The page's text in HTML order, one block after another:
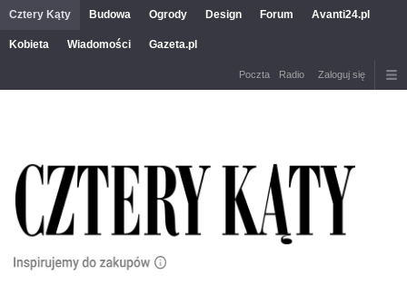
Cztery Kąty Budowa Ogrody Design Forum Avanti24.pl
Kobieta Wiadomości Gazeta.pl
Poczta Radio Zaloguj się